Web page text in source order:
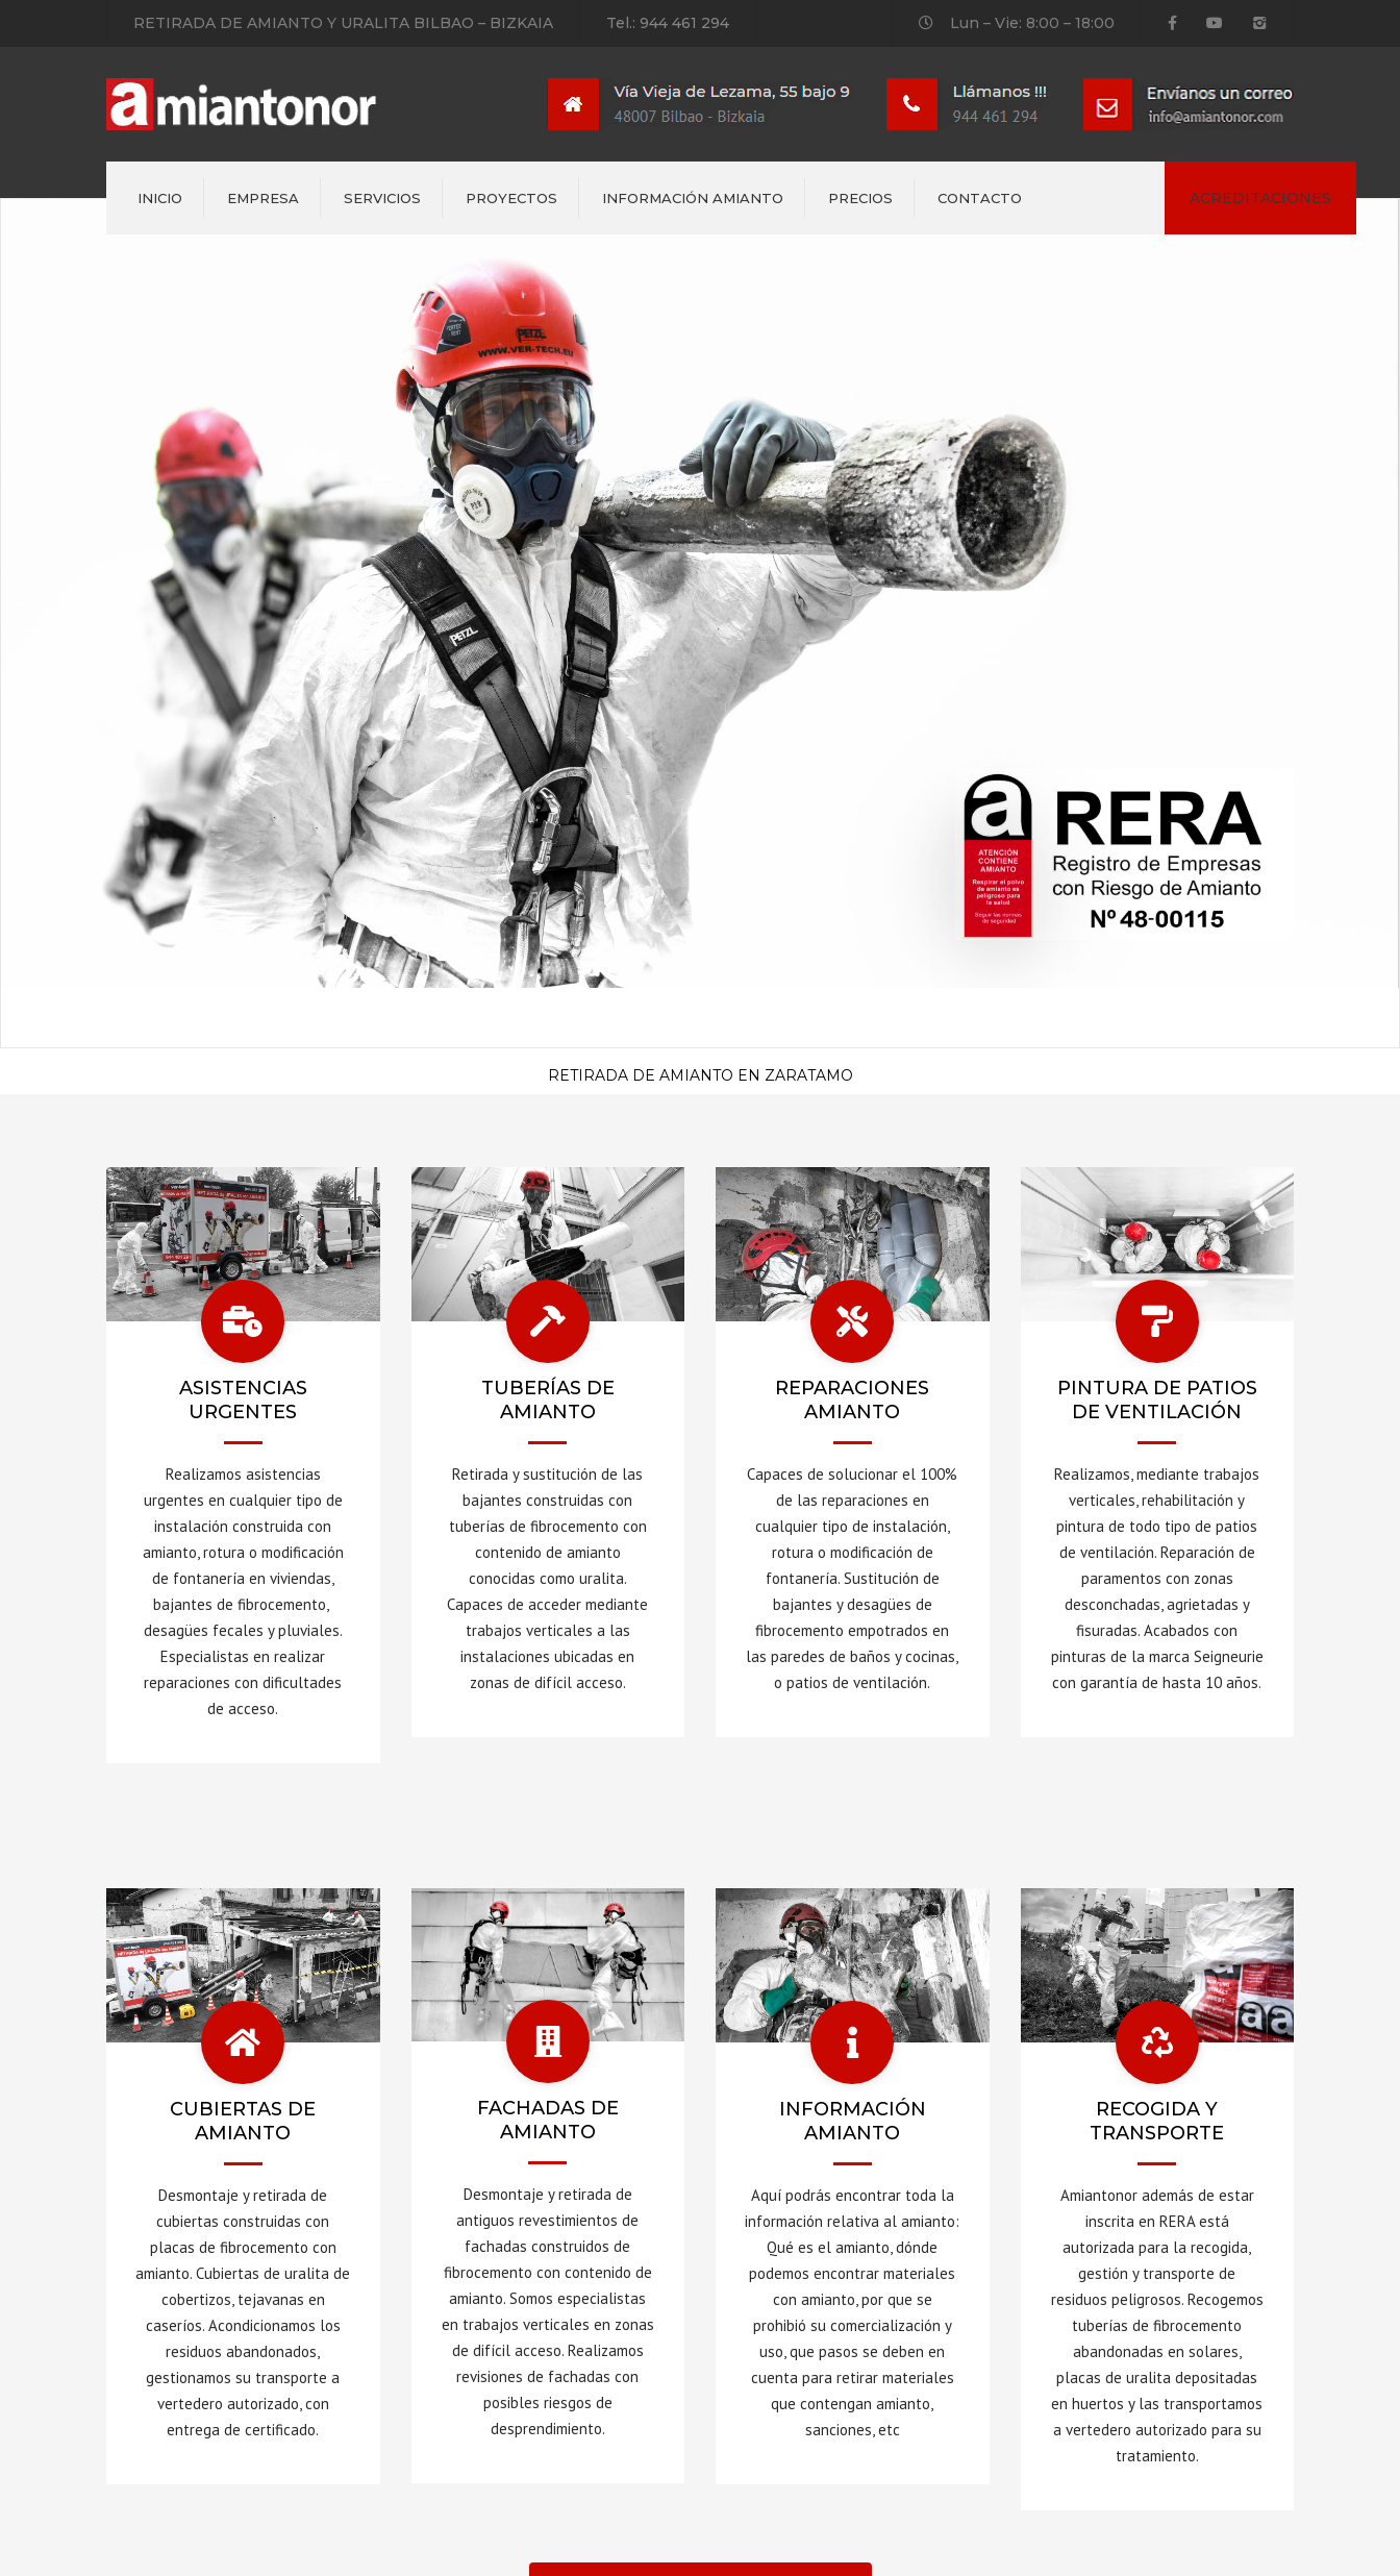
RETIRADA DE AMIANTO Y URALITA BILBAO – BIZKAIA Tel.: 944 461 294 Lun – Vie: 8:00 – 18:00
INICIO EMPRESA SERVICIOS
Retirada de fachadas con
Asistencias Urgentes
Reparaciones Fontanería
PROYECTOS INFORMACIÓN AMIANTO PRECIOS CONTACTO ACREDITACIONES
RETIRADA DE AMIANTO EN ZARATAMO
ASISTENCIAS
URGENTES
Realizamos asistencias
urgentes en cualquier tipo de
instalación construida con
amianto, rotura o modificación
de fontanería en viviendas,
bajantes de fibrocemento,
desagües fecales y pluviales.
Especialistas en realizar
reparaciones con dificultades
de acceso.
TUBERÍAS DE
AMIANTO
Retirada y sustitución de las
bajantes construidas con
tuberías de fibrocemento con
contenido de amianto
conocidas como uralita.
Capaces de acceder mediante
trabajos verticales a las
instalaciones ubicadas en
zonas de difícil acceso.
REPARACIONES
AMIANTO
Capaces de solucionar el 100%
de las reparaciones en
cualquier tipo de instalación,
rotura o modificación de
fontanería. Sustitución de
bajantes y desagües de
fibrocemento empotrados en
las paredes de baños y cocinas,
o patios de ventilación.
PINTURA DE PATIOS
DE VENTILACIÓN
Realizamos, mediante trabajos
verticales, rehabilitación y
pintura de todo tipo de patios
de ventilación. Reparación de
paramentos con zonas
desconchadas, agrietadas y
fisuradas. Acabados con
pinturas de la marca Seigneurie
con garantía de hasta 10 años.
CUBIERTAS DE
AMIANTO
Desmontaje y retirada de
cubiertas construidas con
placas de fibrocemento con
amianto. Cubiertas de uralita de
cobertizos, tejavanas en
caseríos. Acondicionamos los
residuos abandonados,
gestionamos su transporte a
vertedero autorizado, con
entrega de certificado.
FACHADAS DE
AMIANTO
Desmontaje y retirada de
antiguos revestimientos de
fachadas construidos de
fibrocemento con contenido de
amianto. Somos especialistas
en trabajos verticales en zonas
de difícil acceso. Realizamos
revisiones de fachadas con
posibles riesgos de
desprendimiento.
INFORMACIÓN
AMIANTO
Aquí podrás encontrar toda la
información relativa al amianto:
Qué es el amianto, dónde
podemos encontrar materiales
con amianto, por que se
prohibió su comercialización y
uso, que pasos se deben en
cuenta para retirar materiales
que contengan amianto,
sanciones, etc
RECOGIDA Y
TRANSPORTE
Amiantonor además de estar
inscrita en RERA está
autorizada para la recogida,
gestión y transporte de
residuos peligrosos. Recogemos
tuberías de fibrocemento
abandonadas en solares,
placas de uralita depositadas
en huertos y las transportamos
a vertedero autorizado para su
tratamiento.